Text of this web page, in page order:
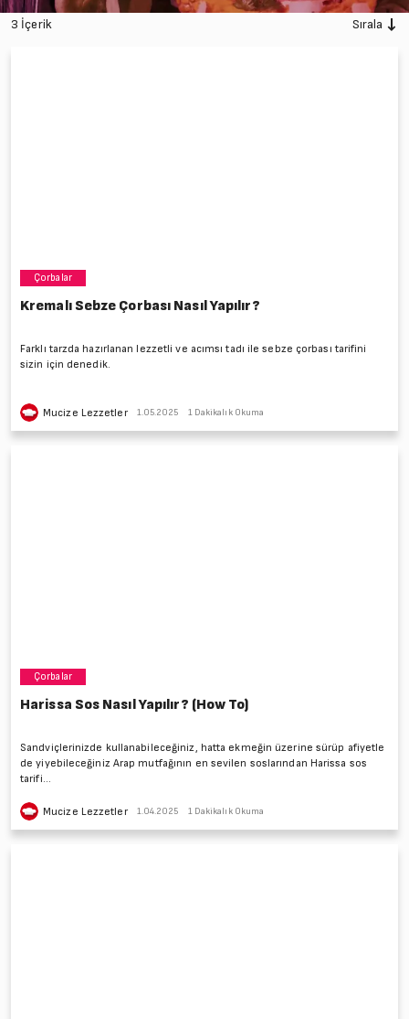
3 İçerik Sırala
Çorbalar
Kremalı Sebze Çorbası Nasıl Yapılır?
Farklı tarzda hazırlanan lezzetli ve acımsı tadı ile sebze çorbası tarifini
sizin için denedik.
Mucize Lezzetler 1.05.2025 1 Dakikalık Okuma
Çorbalar
Harissa Sos Nasıl Yapılır? (How To)
Sandviçlerinizde kullanabileceğiniz, hatta ekmeğin üzerine sürüp afiyetle
de yiyebileceğiniz Arap mutfağının en sevilen soslarından Harissa sos
tarifi...
Mucize Lezzetler 1.04.2025 1 Dakikalık Okuma